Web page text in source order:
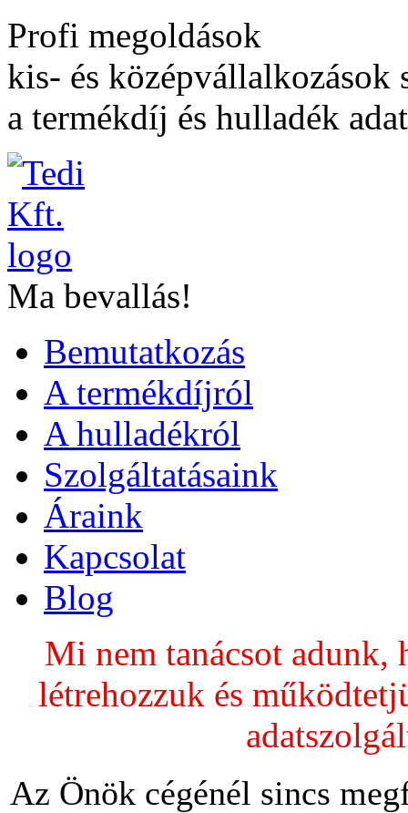
Profi megoldások
kis- és középvállalkozások
a termékdíj és hulladék
Ma bevallás!
Bemutatkozás
A termékdíjról
A hulladékról
Szolgáltatásaink
Áraink
Kapcsolat
Blog
Mi nem tanácsot adunk,
létrehozzuk és
Az Önök cégénél sincs